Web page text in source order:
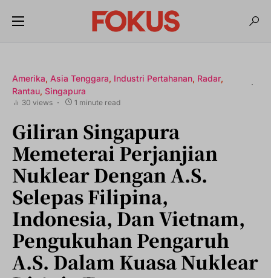
Amerika Asia Tenggara Industri Pertahanan Radar
Rantau Singapura
30 views 1 minute read
Giliran Singapura
Memeterai Perjanjian
Nuklear Dengan A.S.
Selepas Filipina,
Indonesia, Dan Vietnam,
Pengukuhan Pengaruh
A.S. Dalam Kuasa Nuklear